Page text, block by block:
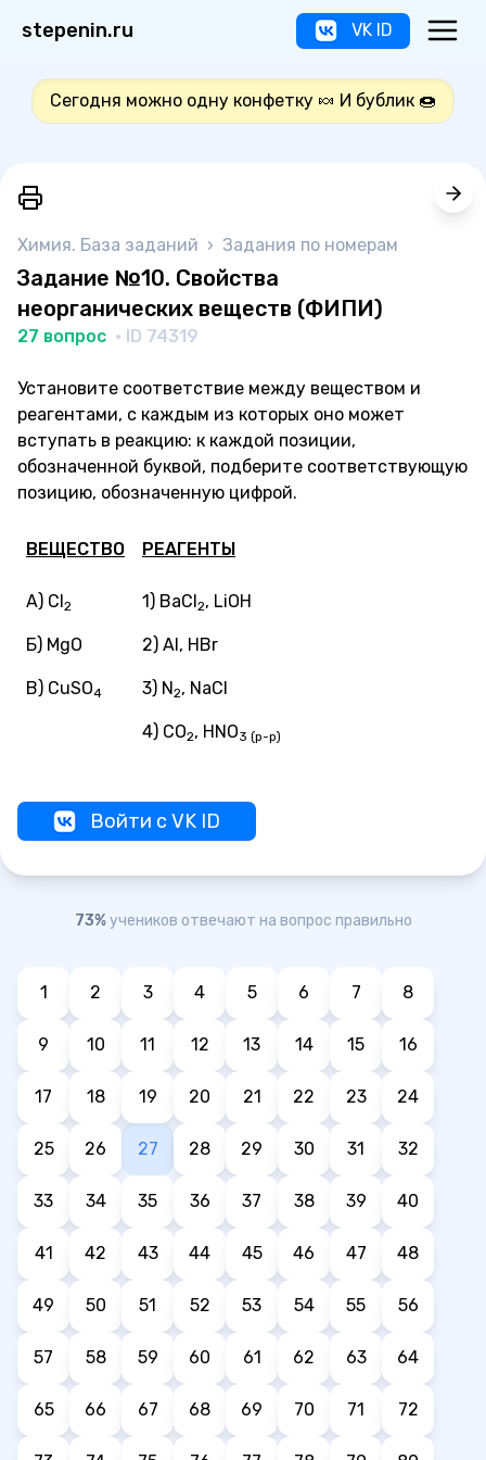
stepenin.ru VK ID
Сегодня можно одну конфетку 🍬 И бублик 🍩
Химия. База заданий › Задания по номерам
Задание №10. Свойства
неорганических веществ (ФИПИ)
27 вопрос · ID 74319
Установите соответствие между веществом и
реагентами, с каждым из которых оно может
вступать в реакцию: к каждой позиции,
обозначенной буквой, подберите соответствующую
позицию, обозначенную цифрой.
ВЕЩЕСТВО РЕАГЕНТЫ
А) Cl2
Б) MgO
В) CuSO4
1) BaCl2, LiOH
2) Al, HBr
3) N2, NaCl
4) СO2, HNO3 (р-р)
Войти с VK ID
73%учеников отвечают на вопрос правильно
1 2 3 4 5 6 7 8
9 10 11 12 13 14 15 16
17 18 19 20 21 22 23 24
25 26 27 28 29 30 31 32
33 34 35 36 37 38 39 40
41 42 43 44 45 46 47 48
49 50 51 52 53 54 55 56
57 58 59 60 61 62 63 64
65 66 67 68 69 70 71 72